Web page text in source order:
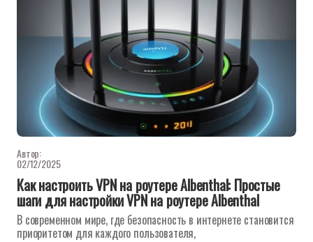
Автор:
02/12/2025
Как настроить VPN на роутере Albenthal: Простые
шаги для настройки VPN на роутере Albenthal
В современном мире, где безопасность в интернете становится
приоритетом для каждого пользователя,